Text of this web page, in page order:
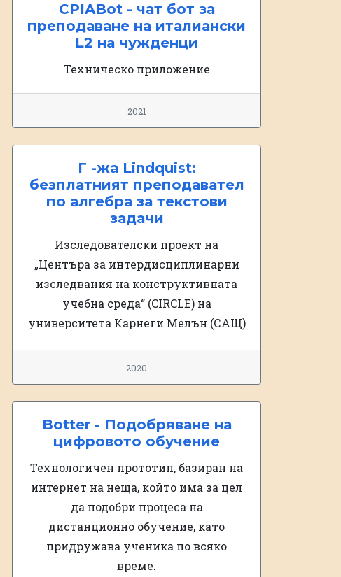
CPIABot - чат бот за
преподаване на италиански
L2 на чужденци
Техническо приложение
2021
Г -жа Lindquist:
безплатният преподавател
по алгебра за текстови
задачи
Изследователски проект на
„Центъра за интердисциплинарни
изследвания на конструктивната
учебна среда“ (CIRCLE) на
университета Карнеги Мелън (САЩ)
2020
Botter - Подобряване на
цифровото обучение
Технологичен прототип, базиран на
интернет на неща, който има за цел
да подобри процеса на
дистанционно обучение, като
придружава ученика по всяко
време.